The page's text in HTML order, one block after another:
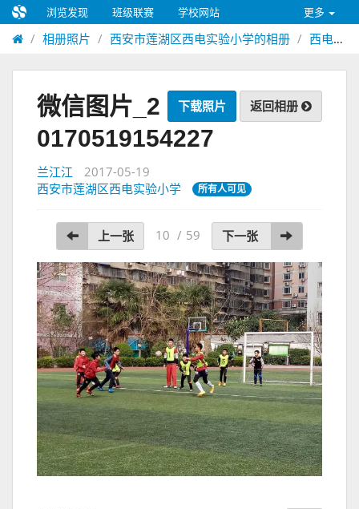
更多
浏览发现 班级联赛 学校网站
相册照片 西安市莲湖区西电实验小学的相册 西电实验小学联盟杯足球联赛
下载照片 返回相册
微信图片_2
0170519154227
兰江江
2017-05-19
西安市莲湖区西电实验小学
所有人可见
上一张 10 / 59 下一张